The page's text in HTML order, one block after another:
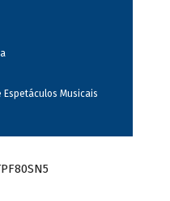
Espetáculos Musicais